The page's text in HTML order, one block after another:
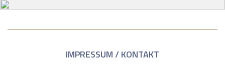
IMPRESSUM / KONTAKT